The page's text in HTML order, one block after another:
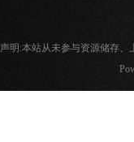
声明:本站从未参与资源储存、